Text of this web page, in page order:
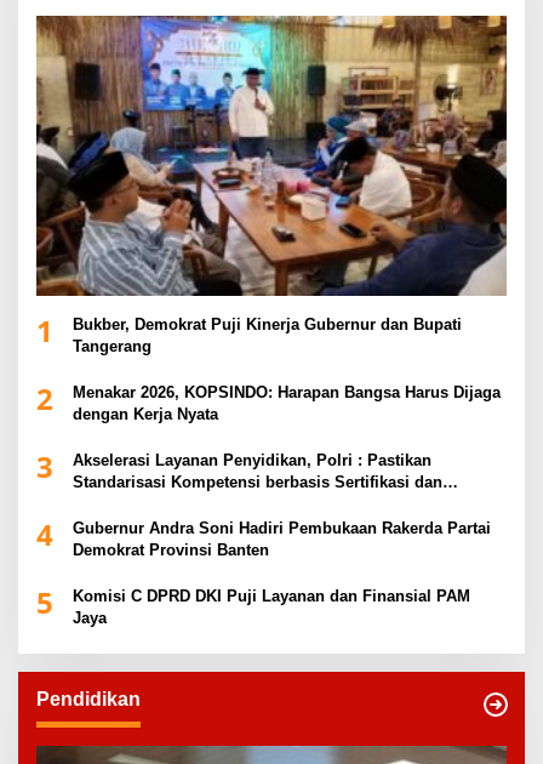
1
Bukber, Demokrat Puji Kinerja Gubernur dan Bupati
Tangerang
2
Menakar 2026, KOPSINDO: Harapan Bangsa Harus Dijaga
dengan Kerja Nyata
3
Akselerasi Layanan Penyidikan, Polri : Pastikan
Standarisasi Kompetensi berbasis Sertifikasi dan
4
Gubernur Andra Soni Hadiri Pembukaan Rakerda Partai
Demokrat Provinsi Banten
5
Komisi C DPRD DKI Puji Layanan dan Finansial PAM
Jaya
Pendidikan